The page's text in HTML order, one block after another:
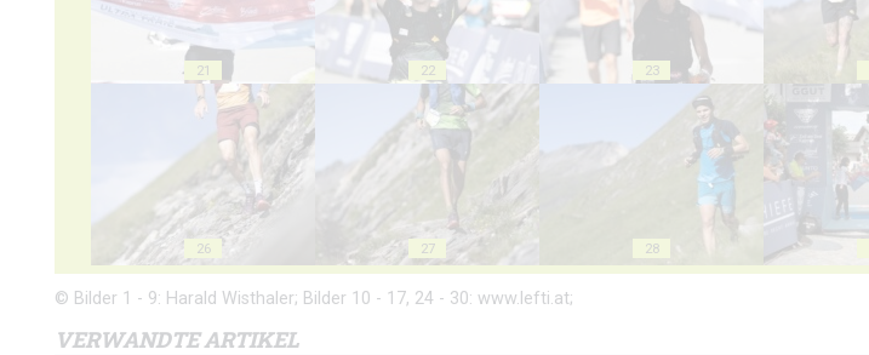
21 22 23
26 27 28
© Bilder 1 - 9: Harald Wisthaler; Bilder 10 - 17, 24 - 30: www.lefti.at;
VERWANDTE ARTIKEL